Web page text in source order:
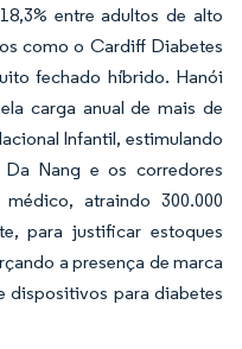
entre adultos de alto
como o Cardiff Diabetes
fechado híbrido. Hanói
carga anual de mais de
Infantil, estimulando
Nang e os corredores
atraindo 300.000
para justificar estoques
a presença de marca
dispositivos para diabetes